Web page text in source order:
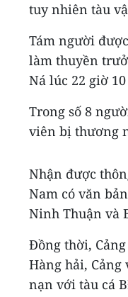
tuy nhiên tàu
Tám người
làm thuyền
Ná lúc 22 giờ
Trong số 8
viên bị thương
Nhận được
Nam có văn
Ninh Thuận và
Đồng thời,
Hàng hải,
nạn với tàu cá